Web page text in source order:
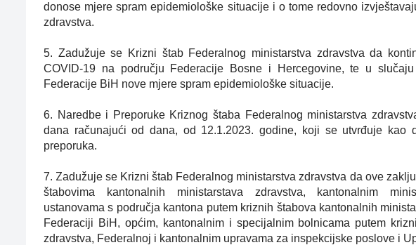
donose mjere spram epidemiološke situacije i o tome redovno
zdravstva.
5. Zadužuje se Krizni štab Federalnog ministarstva zdravstva da
COVID-19 na području Federacije Bosne i Hercegovine, te u
Federacije BiH nove mjere spram epidemiološke situacije.
6. Naredbe i Preporuke Kriznog štaba Federalnog ministarstva
dana računajući od dana, od 12.1.2023. godine, koji se utvrđuje kao
preporuka.
7. Zadužuje se Krizni štab Federalnog ministarstva zdravstva da ove
štabovima kantonalnih ministarstava zdravstva,
kantonalnim
ustanovama s područja kantona putem kriznih štabova kantonalnih
Federaciji BiH, općim, kantonalnim i specijalnim bolnicama putem
zdravstva, Federalnoj i kantonalnim upravama za inspekcijske poslove i